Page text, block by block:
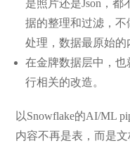
是照片还是Json，
据的整理和过滤，
处理，数据最原始的
在金牌数据层中，
行相关的改造。
以Snowflake的AI/ML
内容不再是表，而是